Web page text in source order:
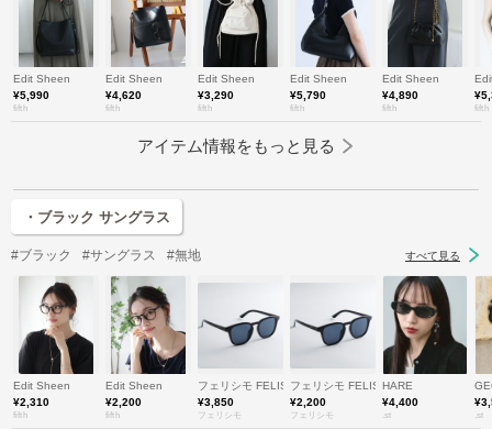
Edit Sheen
¥5,990
fifth
Edit Sheen
¥4,620
fifth
Edit Sheen
¥3,290
fifth
Edit Sheen
¥5,790
fifth
Edit Sheen
¥4,890
fifth fifth
アイテム情報をもっと見る
・ブラック サングラス
#ブラック #サングラス #無地 すべて見る
Edit Sheen
¥2,310
fifth
Edit Sheen
¥2,200
fifth
フェリシモ FELISSIMO
¥3,850
フェリシモ
フェリシモ FELISSIMO
¥2,200
フェリシモ
HARE
¥4,400
.st .st